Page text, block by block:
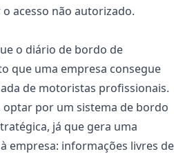
acesso não autorizado.
o diário de bordo de
que uma empresa consegue
de motoristas profissionais.
optar por um sistema de bordo
já que gera uma
empresa: informações livres de